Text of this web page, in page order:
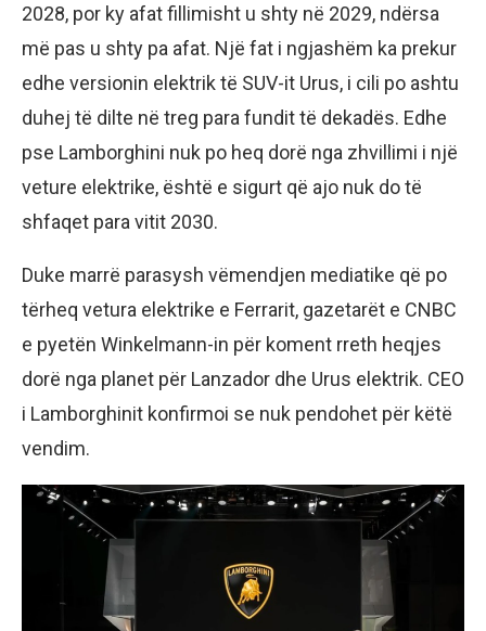
2028, por ky afat fillimisht u shty në 2029, ndërsa
më pas u shty pa afat. Një fat i ngjashëm ka prekur
edhe versionin elektrik të SUV-it Urus, i cili po ashtu
duhej të dilte në treg para fundit të dekadës. Edhe
pse Lamborghini nuk po heq dorë nga zhvillimi i një
veture elektrike, është e sigurt që ajo nuk do të
shfaqet para vitit 2030.
Duke marrë parasysh vëmendjen mediatike që po
tërheq vetura elektrike e Ferrarit, gazetarët e CNBC
e pyetën Winkelmann-in për koment rreth heqjes
dorë nga planet për Lanzador dhe Urus elektrik. CEO
i Lamborghinit konfirmoi se nuk pendohet për këtë
vendim.